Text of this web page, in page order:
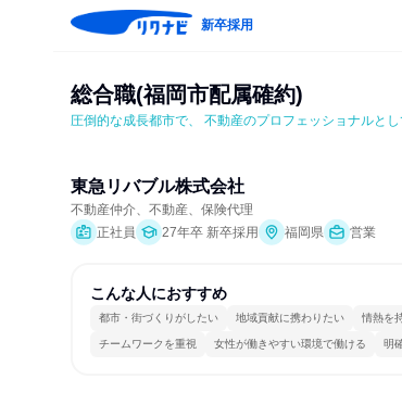
新卒採用
総合職(福岡市配属確約)
圧倒的な成長都市で、 不動産のプロフェッショナルとし
東急リバブル株式会社
不動産仲介、不動産、保険代理
正社員
27年卒 新卒採用 福岡県 営業
こんな人におすすめ
都市・街づくりがしたい 地域貢献に携わりたい 情熱を
チームワークを重視 女性が働きやすい環境で働ける 明